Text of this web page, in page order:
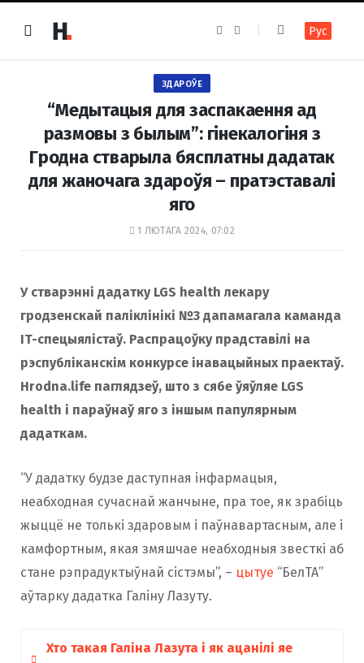
e
k
t
a
m
Рус
ЗДАРОЎЕ
“Медытацыя для заспакаення ад
размовы з былым”: гінекалогіня з
Гродна стварыла бясплатны дадатак
для жаночага здароўя – пратэставалі
яго
1 ЛЮТАГА 2024, 07:02
У стварэнні дадатку LGS health лекару
гродзенскай паліклінікі №3 дапамагала каманда
IT-спецыялістаў. Распрацоўку прадставілі на
рэспубліканскім конкурсе інавацыйных праектаў.
Hrodna.life паглядзеў, што з сябе ўяўляе LGS
health і параўнаў яго з іншым папулярным
дадаткам.
“У дадатку будзе даступная інфармацыя,
неабходная сучаснай жанчыне, пра тое, як зрабіць
жыццё не толькі здаровым і паўнавартасным, але і
камфортным, якая змяшчае неабходныя звесткі аб
стане рэпрадуктыўнай сістэмы”, – цытуе “БелТА”
аўтарку дадатка Галіну Лазуту.
Хто такая Галіна Лазута і як ацанілі яе